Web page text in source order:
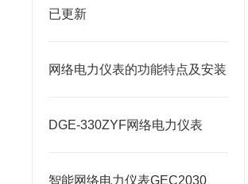
已更新
网络电力仪表的功能特点及安装
DGE-330ZYF网络电力仪表
智能网络电力仪表GEC2030